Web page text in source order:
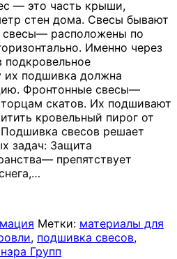
— это часть крыши,
стен дома. Свесы бывают
свесы— расположены по
Именно через
подкровельное
их подшивка должна
Фронтонные свесы—
скатов. Их подшивают
кровельный пирог от
свесов решает
задач: Защита
препятствует
…
Метки: материалы для
, подшивка свесов,
Групп